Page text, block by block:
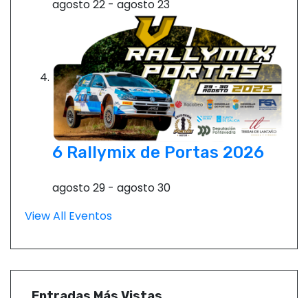
agosto 22 - agosto 23
6 Rallymix de Portas 2026
agosto 29 - agosto 30
View All Eventos